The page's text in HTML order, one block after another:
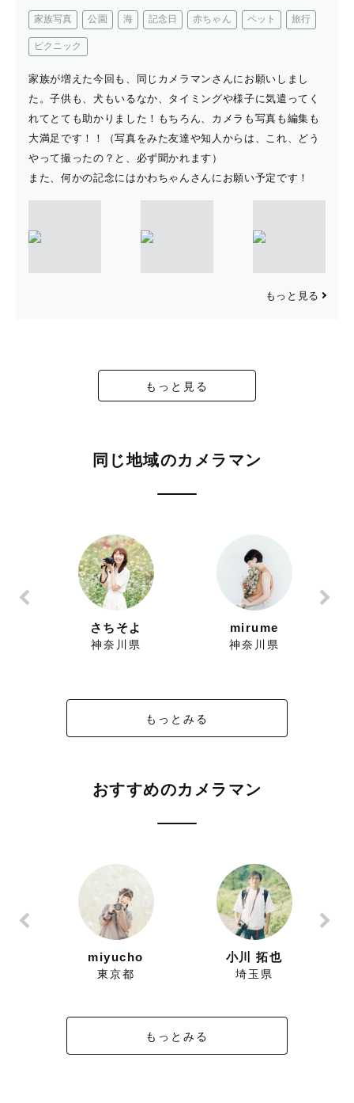
家族写真 公園 海 記念日 赤ちゃん ペット 旅行
ピクニック
家族が増えた今回も、同じカメラマンさんにお願いしまし
た。子供も、犬もいるなか、タイミングや様子に気遣ってく
れてとても助かりました！もちろん、カメラも写真も編集も
大満足です！！（写真をみた友達や知人からは、これ、どう
やって撮ったの？と、必ず聞かれます）
また、何かの記念にはかわちゃんさんにお願い予定です！
もっと見る
もっと見る
同じ地域のカメラマン
さちそよ
神奈川県
mirume
神奈川県
もっとみる
おすすめのカメラマン
miyucho
東京都
小川 拓也
埼玉県
もっとみる